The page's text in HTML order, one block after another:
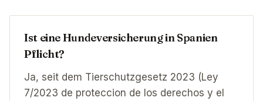
Ist eine Hundeversicherung in Spanien
Pflicht?
Ja, seit dem Tierschutzgesetz 2023 (Ley
7/2023 de proteccion de los derechos y el